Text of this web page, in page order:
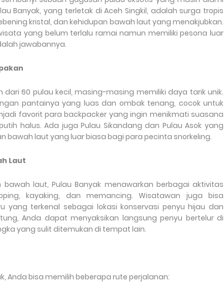
Banyak, yang terletak di Aceh Singkil, adalah surga tropis
kristal, dan kehidupan bawah laut yang menakjubkan.
yang belum terlalu ramai namun memiliki pesona luar
jawabannya.
dari 60 pulau kecil, masing-masing memiliki daya tarik unik.
pantainya yang luas dan ombak tenang, cocok untuk
favorit para backpacker yang ingin menikmati suasana
halus. Ada juga Pulau Sikandang dan Pulau Asok yang
bawah laut yang luar biasa bagi para pecinta snorkeling.
Laut
bawah laut, Pulau Banyak menawarkan berbagai aktivitas
kayaking, dan memancing. Wisatawan juga bisa
yang terkenal sebagai lokasi konservasi penyu hijau dan
Anda dapat menyaksikan langsung penyu bertelur di
yang sulit ditemukan di tempat lain.
Anda bisa memilih beberapa rute perjalanan: